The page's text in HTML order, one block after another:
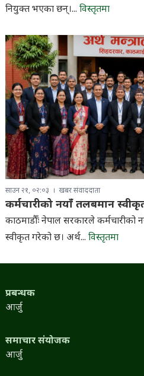
नियुक्त भएका छन्।... विस्तृतमा
साउन २१, ०२:०३ खबर संवाददाता
कर्मचारीको नयाँ तलबमान
काठमाडौँः नेपाल सरकारले कर्मचारीको
स्वीकृत गरेको छ। अर्थ... विस्तृतमा
प्रबन्धक
आर्जु
समाचार संयोजक
आर्जु